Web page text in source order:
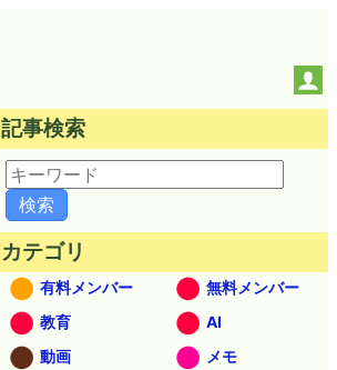
記事検索
カテゴリ
有料メンバー
無料メンバー
教育
AI
動画
メモ